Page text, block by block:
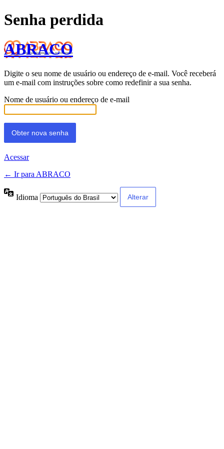
Senha perdida
ABRACO
Digite o seu nome de usuário ou endereço de e-mail. Você receberá
um e-mail com instruções sobre como redefinir a sua senha.
Nome de usuário ou endereço de e-mail
Acessar
← Ir para ABRACO
Idioma